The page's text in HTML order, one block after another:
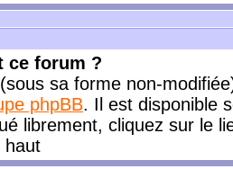
ce forum ?
sa forme non-
phpBB. Il est disponible
librement, cliquez sur le
haut